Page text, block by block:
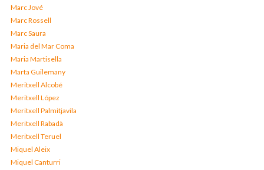
Marc Jové
Marc Rossell
Marc Saura
Maria del Mar Coma
Maria Martisella
Marta Guilemany
Meritxell Alcobé
Meritxell López
Meritxell Palmitjavila
Meritxell Rabadà
Meritxell Teruel
Miquel Aleix
Miquel Canturri